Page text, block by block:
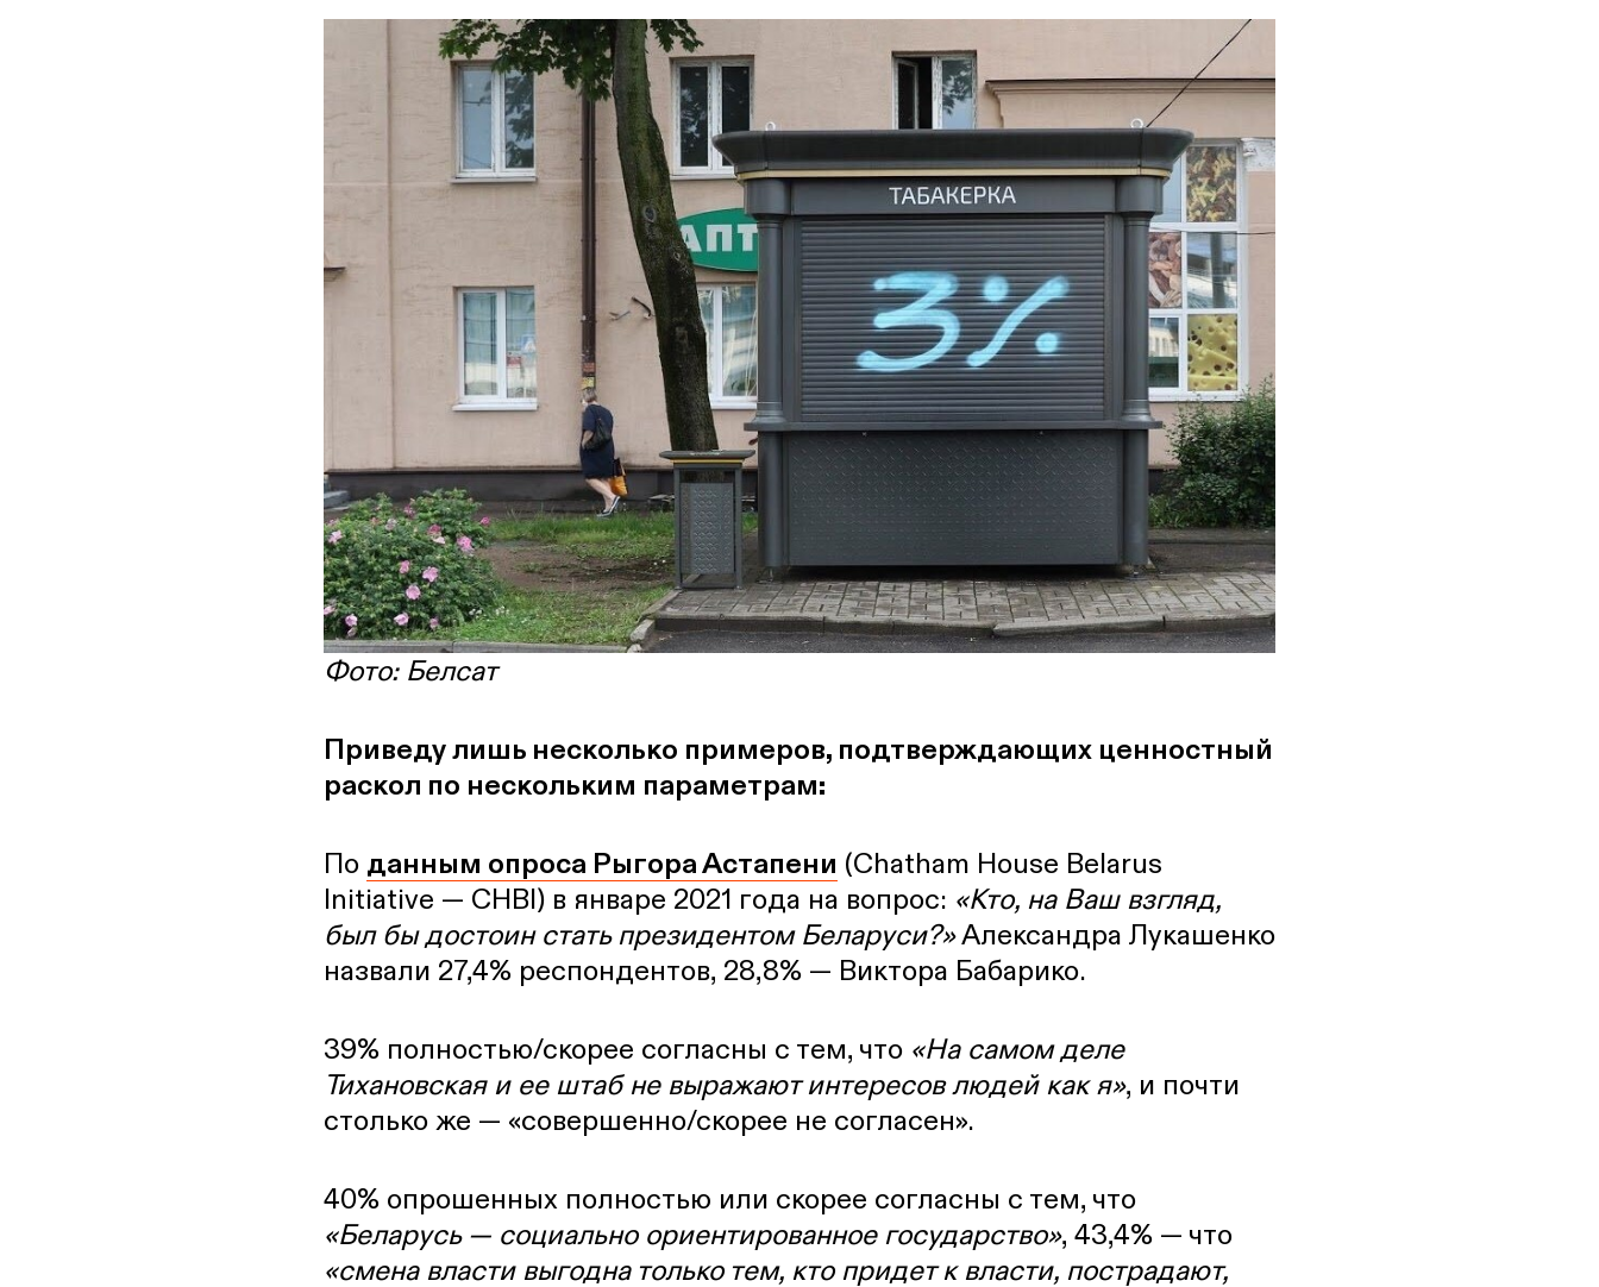
Фото: Белсат
Приведу лишь несколько примеров, подтверждающих ценностный
раскол по нескольким параметрам:
По данным опроса Рыгора Астапени (Chatham House Belarus
Initiative — CHBI) в январе 2021 года на вопрос: «Кто, на Ваш взгляд,
был бы достоин стать президентом Беларуси?»Александра Лукашенко
назвали 27,4% респондентов, 28,8% — Виктора Бабарико.
39% полностью/скорее согласны с тем, что «На самом деле
Тихановская и ее штаб не выражают интересов людей как я», и почти
столько же — «совершенно/скорее не согласен».
40% опрошенных полностью или скорее согласны с тем, что
«Беларусь — социально ориентированное государство», 43,4% — что
«смена власти выгодна только тем, кто придет к власти, пострадают,